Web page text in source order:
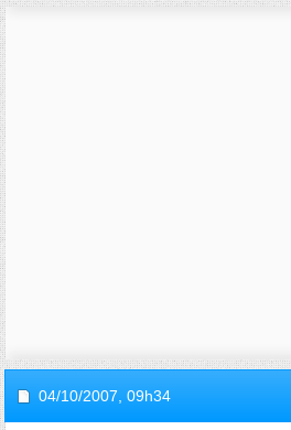
04/10/2007, 09h34